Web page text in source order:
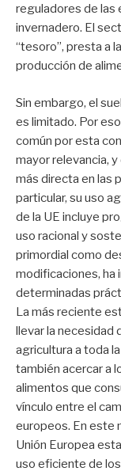
reguladores de
invernadero. El
“tesoro”, presta a
producción de
Sin embargo, el
es limitado. Por
común por esta
mayor relevancia,
más directa en las
particular, su uso
de la UE incluye
uso racional y
primordial como
modificaciones, ha
determinadas
La más reciente
llevar la necesidad
agricultura a toda
también acercar a
alimentos que
vínculo entre el
europeos. En este
Unión Europea
uso eficiente de